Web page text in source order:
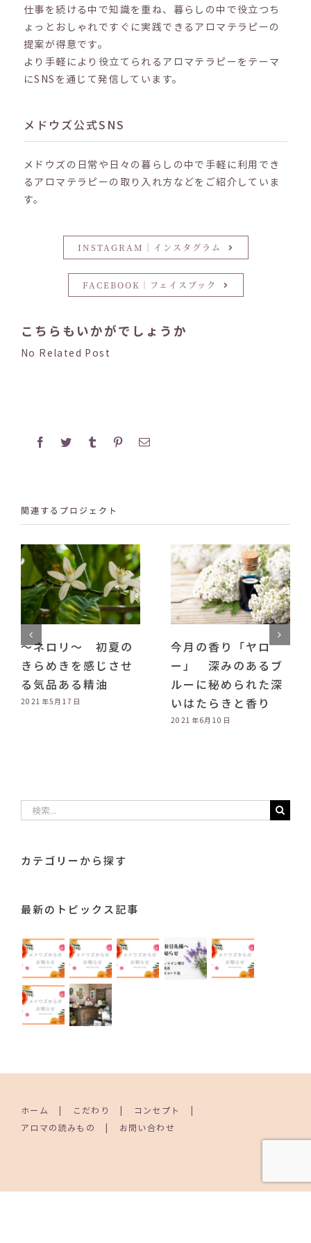
仕事を続ける中で知識を重ね、暮らしの中で役立つち
ょっとおしゃれですぐに実践できるアロマテラピーの
提案が得意です。
より手軽により役立てられるアロマテラピーをテーマ
にSNSを通じて発信しています。
メドウズ公式SNS
メドウズの日常や日々の暮らしの中で手軽に利用でき
るアロマテラピーの取り入れ方などをご紹介していま
す。
INSTAGRAM｜インスタグラム
FACEBOOK｜フェイスブック
こちらもいかがでしょうか
No Related Post
Facebook
TwitterTumblrPinterest
関連するプロジェクト
り「ヤロ
みのあるブ
められた深
きと香り
～アボカドオイル
～ 美肌や美髪に役
立つオールラウンダ
2021年5月28日
～ネロ
きらめ
る気品
2021年5月
索
カテゴリーから探す
最新のトピックス記事
ホーム こだわり
コンセプト
アロマの読みもの
お問い合わせ